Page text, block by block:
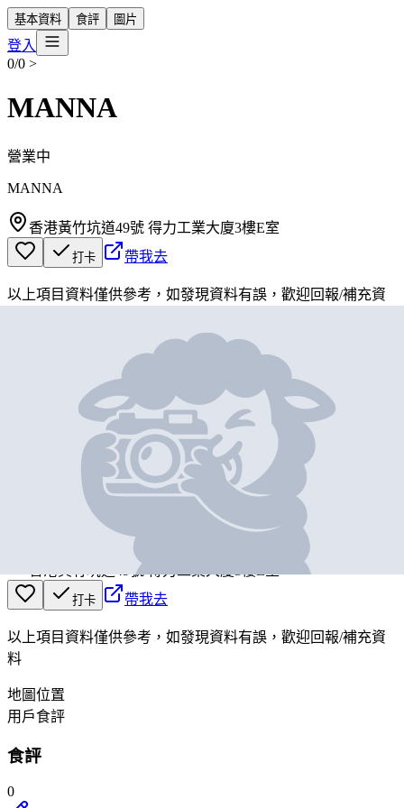
基本資料 食評 圖片
登入
0/0 >
MANNA
營業中
MANNA
香港黃竹坑道49號 得力工業大廈3樓E室
打卡 帶我去
以上項目資料僅供參考，如發現資料有誤，歡迎回報/補充資
MANNA
香港黃竹坑道49號 得力工業大廈3樓E室
打卡 帶我去
以上項目資料僅供參考，如發現資料有誤，歡迎回報/補充資
料
地圖位置
用戶食評
食評
0